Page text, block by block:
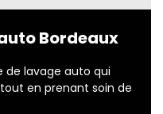
Bordeaux
de lavage auto qui
en prenant soin de